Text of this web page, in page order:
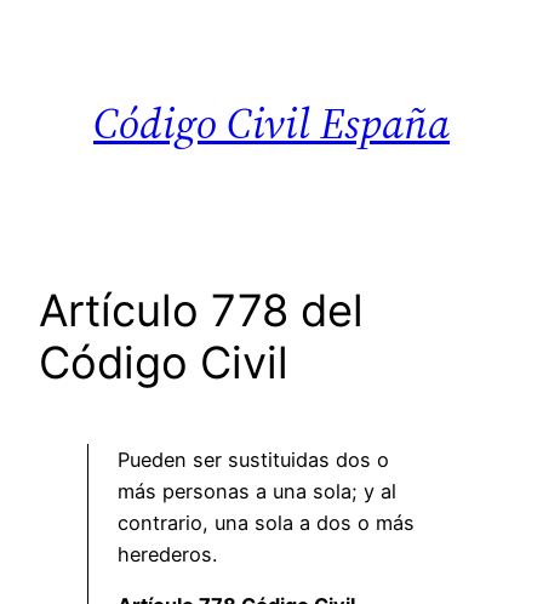
Código Civil España
Artículo 778 del
Código Civil
Pueden ser sustituidas dos o
más personas a una sola; y al
contrario, una sola a dos o más
herederos.